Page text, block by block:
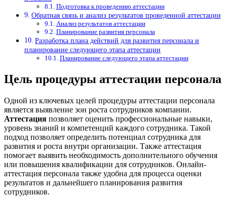
Подготовка к проведению аттестации
Обратная связь и анализ результатов проведенной аттестации
Анализ результатов аттестации
Планирование развития персонала
Разработка плана действий для развития персонала и
планирование следующего этапа аттестации
Планирование следующего этапа аттестации
Цель процедуры аттестации персонала
Одной из ключевых целей процедуры аттестации персонала
является выявление зон роста сотрудников компании.
Аттестация позволяет оценить профессиональные навыки,
уровень знаний и компетенций каждого сотрудника. Такой
подход позволяет определить потенциал сотрудника для
развития и роста внутри организации. Также аттестация
помогает выявить необходимость дополнительного обучения
или повышения квалификации для сотрудников. Онлайн-
аттестация персонала также удобна для процесса оценки
результатов и дальнейшего планирования развития
сотрудников.